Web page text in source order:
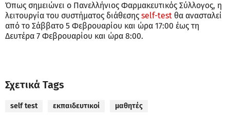
Όπως σημειώνει ο Πανελλήνιος Φαρμακευτικός Σύλλογος, η
λειτουργία του συστήματος διάθεσης self-test θα ανασταλεί
από το Σάββατο 5 Φεβρουαρίου και ώρα 17:00 έως τη
Δευτέρα 7 Φεβρουαρίου και ώρα 8:00.
Σχετικά Tags
self test εκπαιδευτικοί μαθητές